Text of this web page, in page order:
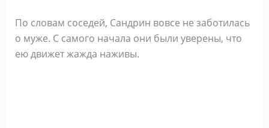
По словам соседей, Сандрин вовсе не заботилась
о муже. С самого начала они были уверены, что
ею движет жажда наживы.